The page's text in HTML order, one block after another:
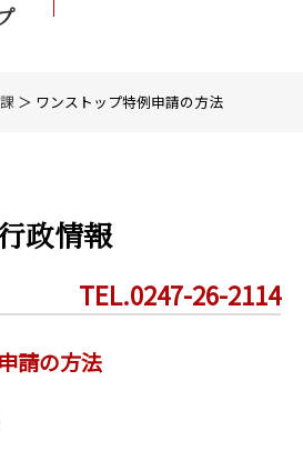
＞ ワンストップ特例申請の方法
政情報
TEL.0247-26-2114
請の方法